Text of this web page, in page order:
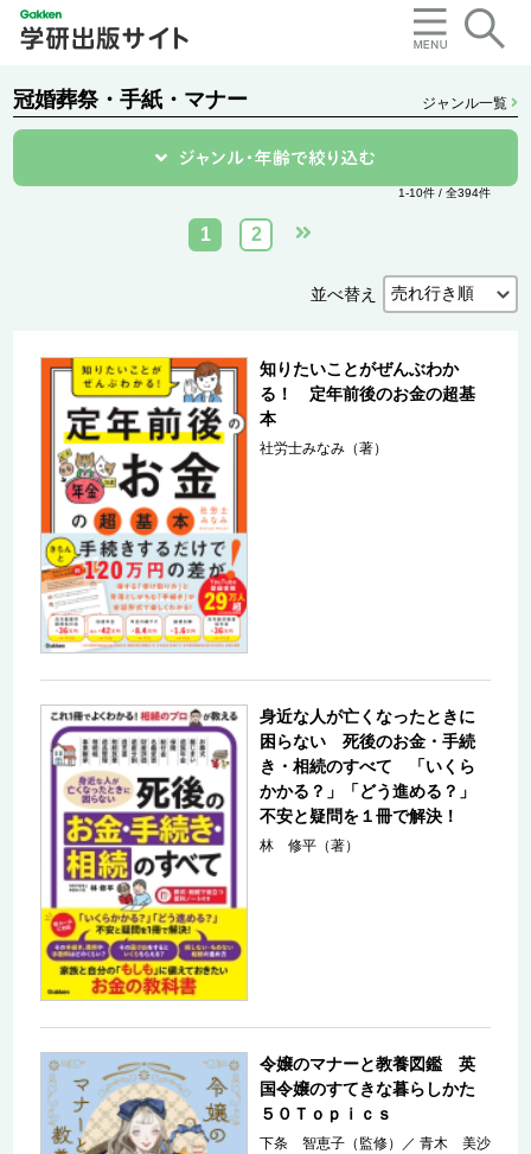
冠婚葬祭・手紙・マナー ジャンル一覧
1-10件 / 全394件
1 2
並べ替え
知りたいことがぜんぶわか
る！ 定年前後のお金の超基
本
社労士みなみ（著）
身近な人が亡くなったときに
困らない 死後のお金・手続
き・相続のすべて 「いくら
かかる？」「どう進める？」
不安と疑問を１冊で解決！
林 修平（著）
令嬢のマナーと教養図鑑 英
国令嬢のすてきな暮らしかた
５０Ｔｏｐｉｃｓ
下条 智恵子（監修） ／青木 美沙